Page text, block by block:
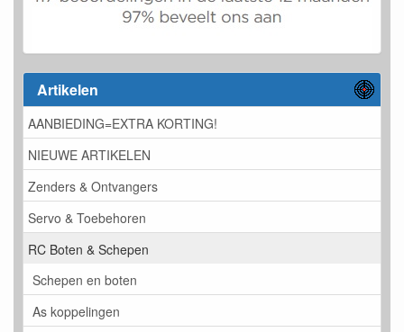
Artikelen
AANBIEDING=EXTRA KORTING!
NIEUWE ARTIKELEN
Zenders & Ontvangers
Servo & Toebehoren
RC Boten & Schepen
Schepen en boten
As koppelingen